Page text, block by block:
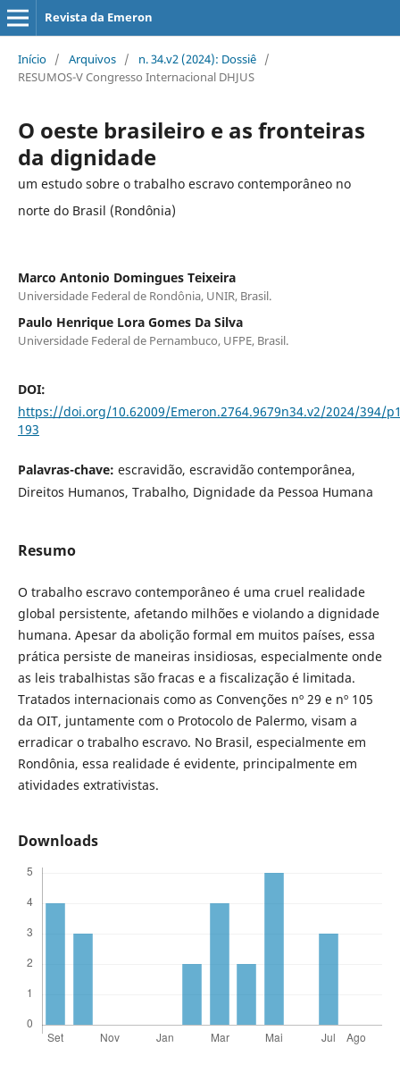
Revista da Emeron
Início / Arquivos / n. 34.v2 (2024): Dossiê /
RESUMOS-V Congresso Internacional DHJUS
O oeste brasileiro e as fronteiras
da dignidade
um estudo sobre o trabalho escravo contemporâneo no
norte do Brasil (Rondônia)
Marco Antonio Domingues Teixeira
Universidade Federal de Rondônia, UNIR, Brasil.
Paulo Henrique Lora Gomes Da Silva
Universidade Federal de Pernambuco, UFPE, Brasil.
DOI:
https://doi.org/10.62009/Emeron.2764.9679n34.v2/2024/394/
193
Palavras-chave: escravidão, escravidão contemporânea,
Direitos Humanos, Trabalho, Dignidade da Pessoa Humana
Resumo
O trabalho escravo contemporâneo é uma cruel realidade
global persistente, afetando milhões e violando a dignidade
humana. Apesar da abolição formal em muitos países, essa
prática persiste de maneiras insidiosas, especialmente onde
as leis trabalhistas são fracas e a fiscalização é limitada.
Tratados internacionais como as Convenções nº 29 e nº 105
da OIT, juntamente com o Protocolo de Palermo, visam a
erradicar o trabalho escravo. No Brasil, especialmente em
Rondônia, essa realidade é evidente, principalmente em
atividades extrativistas.
Downloads